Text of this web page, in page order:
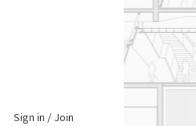
Sign in / Join